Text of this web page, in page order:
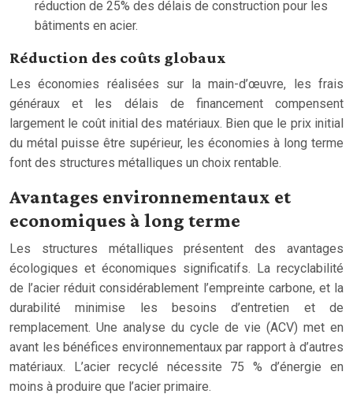
réduction de 25% des délais de construction pour les
bâtiments en acier.
Réduction des coûts globaux
Les économies réalisées sur la main-d’œuvre, les frais
généraux et les délais de financement compensent
largement le coût initial des matériaux. Bien que le prix initial
du métal puisse être supérieur, les économies à long terme
font des structures métalliques un choix rentable.
Avantages environnementaux et
economiques à long terme
Les structures métalliques présentent des avantages
écologiques et économiques significatifs. La recyclabilité
de l’acier réduit considérablement l’empreinte carbone, et la
durabilité minimise les besoins d’entretien et de
remplacement. Une analyse du cycle de vie (ACV) met en
avant les bénéfices environnementaux par rapport à d’autres
matériaux. L’acier recyclé nécessite 75 % d’énergie en
moins à produire que l’acier primaire.